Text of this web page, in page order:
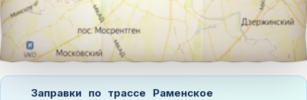
Заправки по трассе Раменское